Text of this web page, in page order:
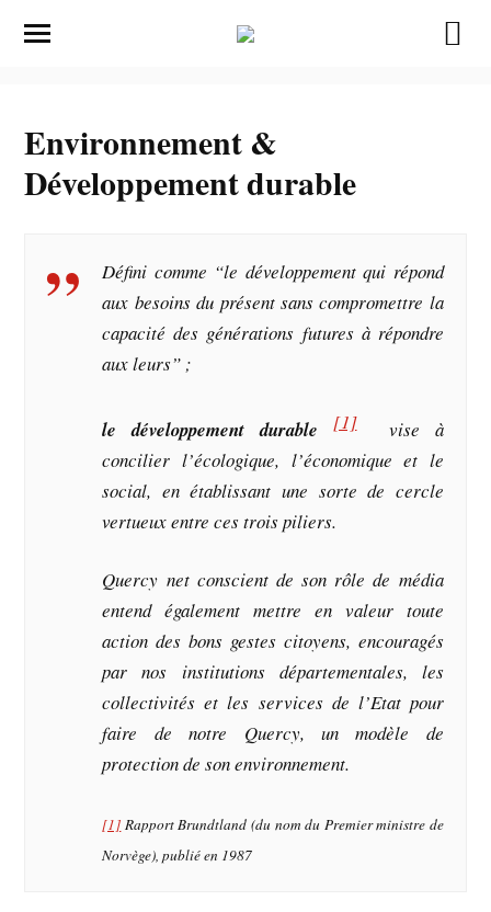
Environnement &
Développement durable
Défini comme “le développement qui répond
aux besoins du présent sans compromettre la
capacité des générations futures à répondre
aux leurs” ;
le développement durable [1]vise à
concilier l’écologique, l’économique et le
social, en établissant une sorte de cercle
vertueuxentre ces trois piliers.
Quercy net conscient de son rôle de média
entend également mettre en valeur toute
action des bons gestes citoyens, encouragés
par nos institutions départementales, les
collectivités et les services de l’Etat pour
faire de notre Quercy, un modèle de
protection de son environnement.
[1] Rapport Brundtland (du nom du Premier ministre de
Norvège), publié en 1987